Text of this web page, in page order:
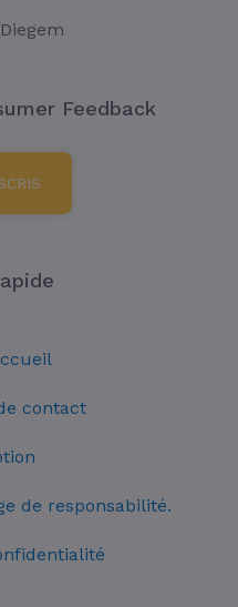
Feedback
contact
de responsabilité.